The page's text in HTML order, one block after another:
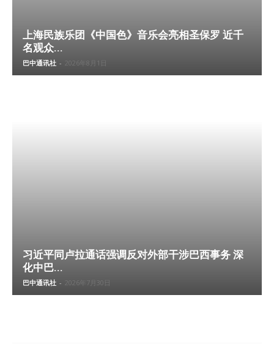
上海民族乐团《中国色》音乐会亮相圣保罗 近千
名观众...
巴中通讯社 - 2026年8月1日
习近平同卢拉通话强调反对外部干涉巴西事务 深
化中巴...
巴中通讯社 - 2026年7月30日